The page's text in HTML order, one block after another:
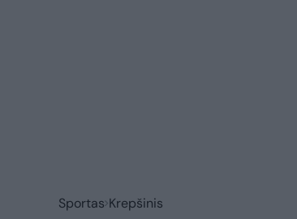
Sportas Krepšinis